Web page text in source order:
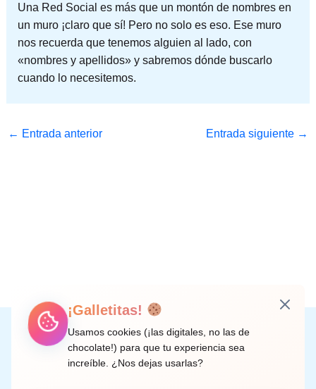
Una Red Social es más que un montón de nombres en
un muro ¡claro que sí! Pero no solo es eso. Ese muro
nos recuerda que tenemos alguien al lado, con
«nombres y apellidos» y sabremos dónde buscarlo
cuando lo necesitemos.
← Entrada anterior Entrada siguiente →
Instagram
Facebook
X LinkedIn
Correo electrónico
¡Galletitas!
Usamos cookies (¡las digitales, no las de
chocolate!) para que tu experiencia sea
increíble. ¿Nos dejas usarlas?